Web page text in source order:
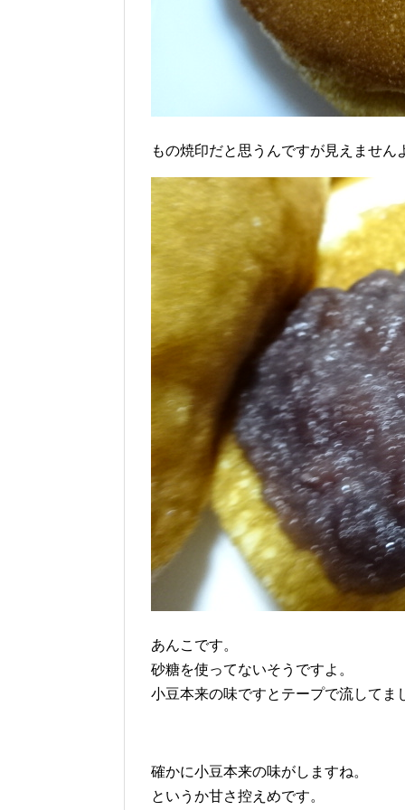
もの焼印だと思うんですが見えません
あんこです。
砂糖を使ってないそうですよ。
小豆本来の味ですとテープで流してま
確かに小豆本来の味がしますね。
というか甘さ控えめです。